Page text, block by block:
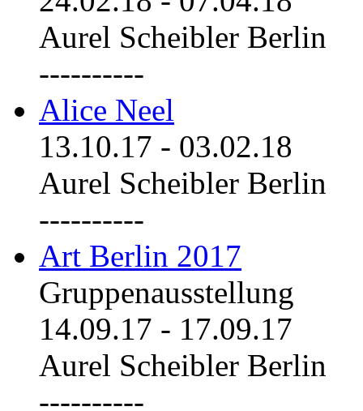
Aurel Scheibler Berlin
----------
Alice Neel
13.10.17 - 03.02.18
Aurel Scheibler Berlin
----------
Art Berlin 2017
Gruppenausstellung
14.09.17 - 17.09.17
Aurel Scheibler Berlin
----------